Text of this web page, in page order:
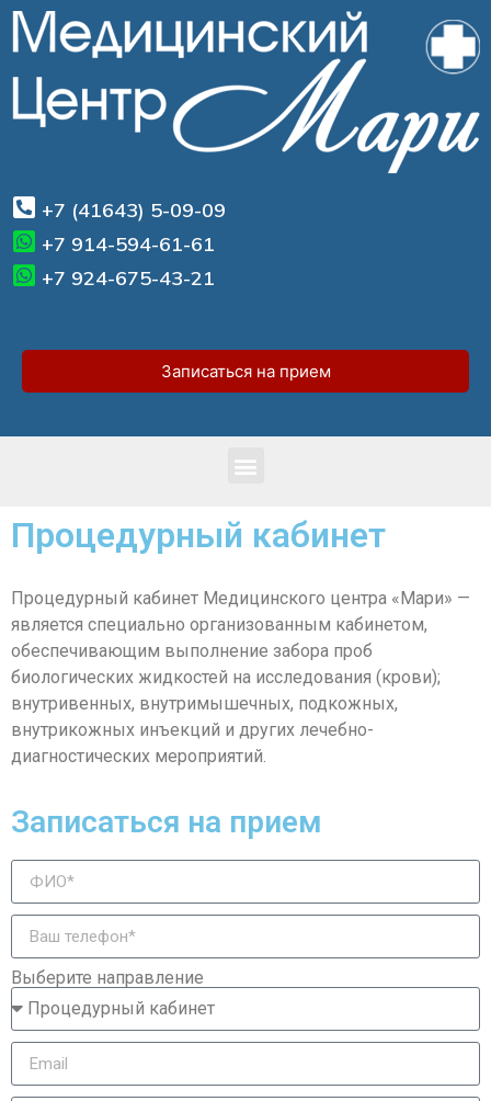
+7 (41643) 5-09-09
+7 914-594-61-61
+7 924-675-43-21
Записаться на прием
Процедурный кабинет
Процедурный кабинет Медицинского центра «Мари» —
является специально организованным кабинетом,
обеспечивающим выполнение забора проб
биологических жидкостей на исследования (крови);
внутривенных, внутримышечных, подкожных,
внутрикожных инъекций и других лечебно-
диагностических мероприятий.
Записаться на прием
Выберите направление